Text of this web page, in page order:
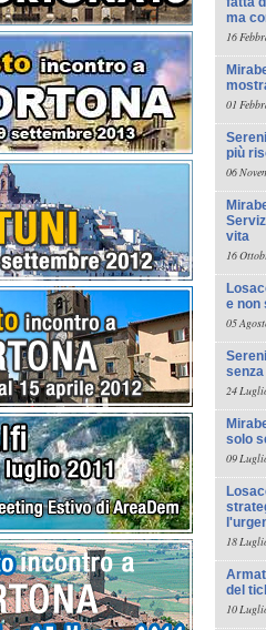
ma
16
01
più
06
vita
16
e non
05
24
solo
09
18
del
10